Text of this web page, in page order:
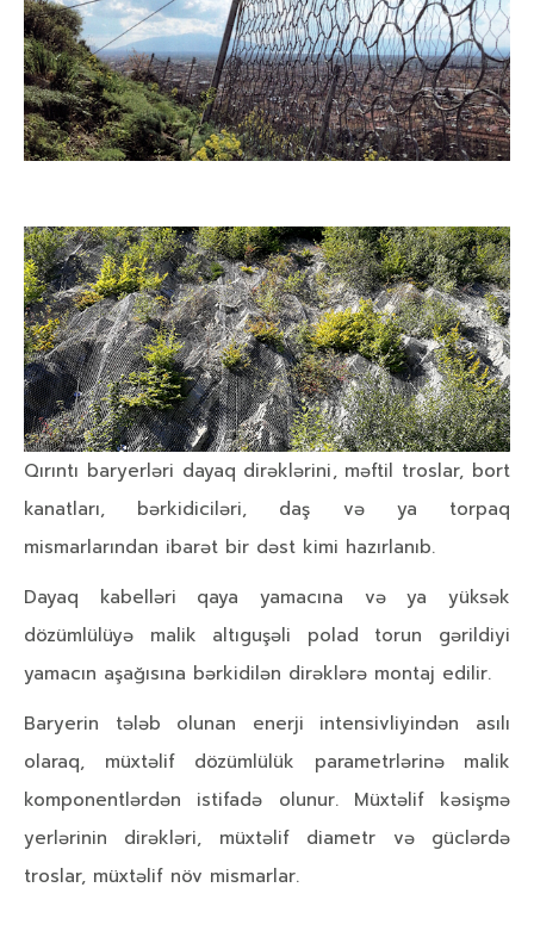
Qırıntı baryerləri dayaq dirəklərini, məftil troslar, bort
kanatları, bərkidiciləri, daş və ya torpaq
mismarlarından ibarət bir dəst kimi hazırlanıb.
Dayaq kabelləri qaya yamacına və ya yüksək
dözümlülüyə malik altıguşəli polad torun gərildiyi
yamacın aşağısına bərkidilən dirəklərə montaj edilir.
Baryerin tələb olunan enerji intensivliyindən asılı
olaraq, müxtəlif dözümlülük parametrlərinə malik
komponentlərdən istifadə olunur. Müxtəlif kəsişmə
yerlərinin dirəkləri, müxtəlif diametr və güclərdə
troslar, müxtəlif növ mismarlar.